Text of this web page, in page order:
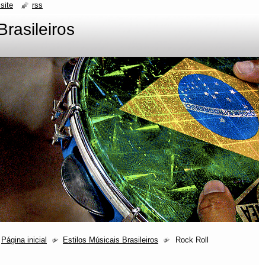
Página inicial Estilos Músicais Brasileiros Rock Roll
rss